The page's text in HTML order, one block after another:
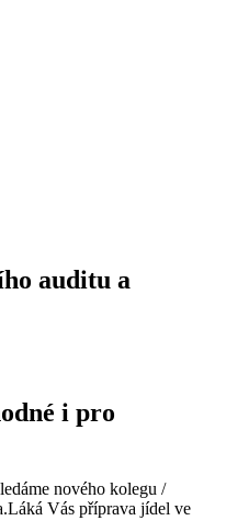
auditu a
i pro
nového kolegu /
Vás příprava jídel ve